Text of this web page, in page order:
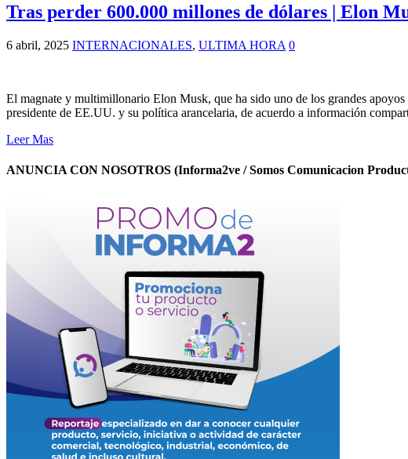
Tras perder 600.000 millones de dólares | Elon
6 abril, 2025 INTERNACIONALES, ULTIMA HORA 0
El magnate y multimillonario Elon Musk, que ha sido uno de los grandes
presidente de EE.UU. y su política arancelaria, de acuerdo a información
Leer Mas
ANUNCIA CON NOSOTROS (Informa2ve / Somos Comunicacion